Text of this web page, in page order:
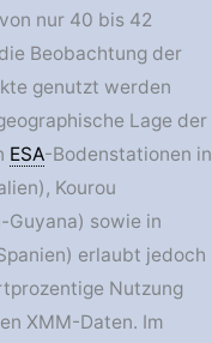
nur 40 bis 42
Beobachtung der
genutzt werden
Lage der
ESA-Bodenstationen in
Kourou
Guyana) sowie in
erlaubt jedoch
Nutzung
XMM-Daten. Im